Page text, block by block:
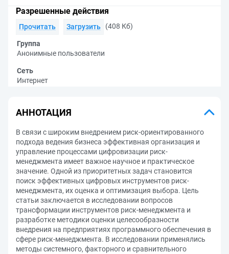
Разрешенные действия
Прочитать Загрузить (408 Кб)
Группа
Анонимные пользователи
Сеть
Интернет
АННОТАЦИЯ
В связи с широким внедрением риск-ориентированного
подхода ведения бизнеса эффективная организация и
управление процессами цифровизации риск-
менеджмента имеет важное научное и практическое
значение. Одной из приоритетных задач становится
поиск эффективных цифровых инструментов риск-
менеджмента, их оценка и оптимизация выбора. Цель
статьи заключается в исследовании вопросов
трансформации инструментов риск-менеджмента и
разработке методики оценки целесообразности
внедрения на предприятиях программного обеспечения в
сфере риск-менеджмента. В исследовании применялись
методы системного, факторного и сравнительного